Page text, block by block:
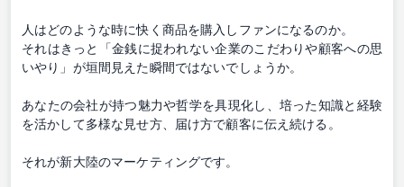
人はどのような時に快く商品を購入しファンになるのか。
それはきっと「金銭に捉われない企業のこだわりや顧客への思
いやり」が垣間見えた瞬間ではないでしょうか。
あなたの会社が持つ魅力や哲学を具現化し、培った知識と経験
を活かして多様な見せ方、届け方で顧客に伝え続ける。
それが新大陸のマーケティングです。